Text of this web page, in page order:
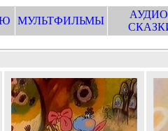
МУЛЬТФИЛЬМЫ